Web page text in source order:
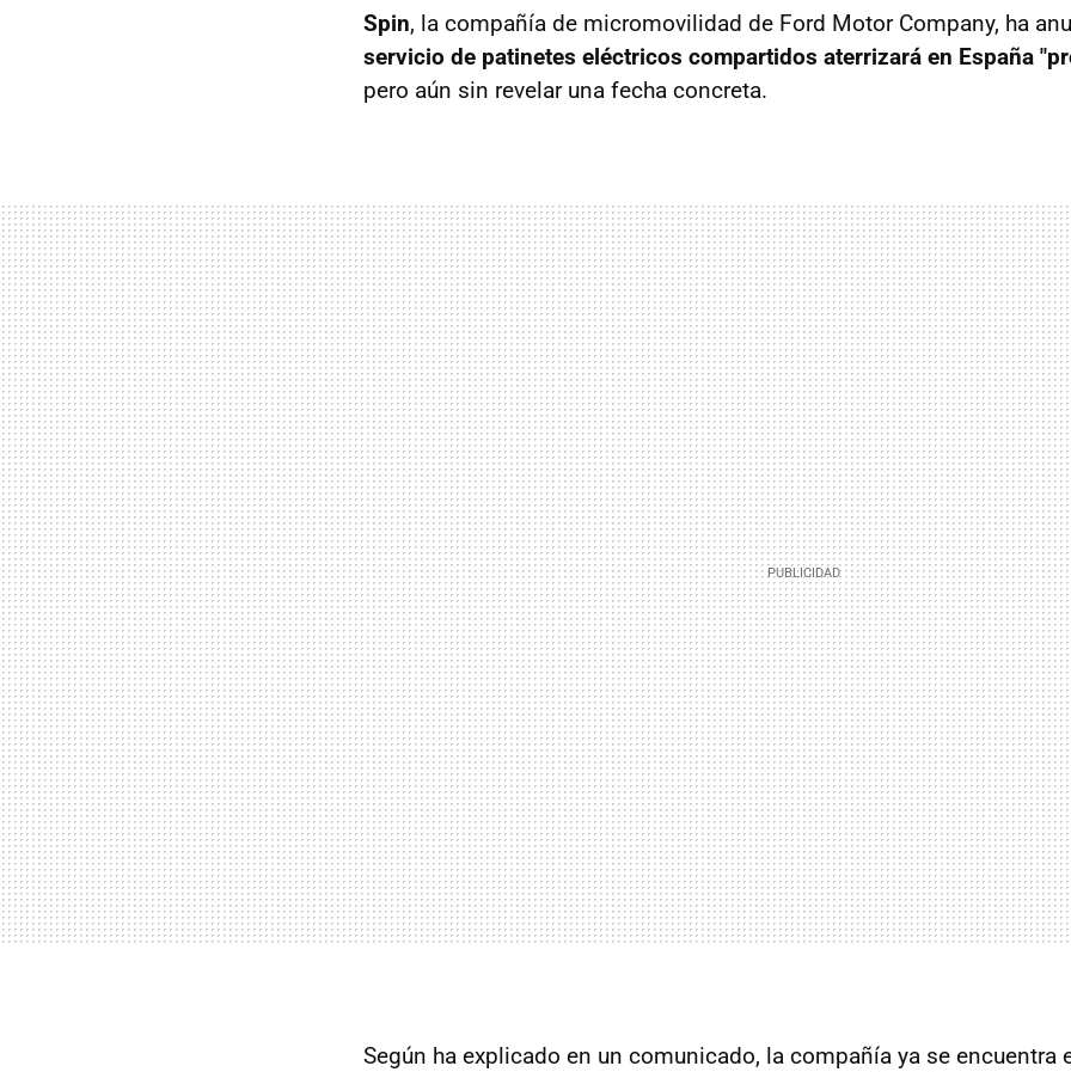
Spin, la compañía de micromovilidad de Ford Motor Company, ha
servicio de patinetes eléctricos compartidos aterrizará en España
pero aún sin revelar una fecha concreta.
Según ha explicado en un comunicado, la compañía ya se encuentra